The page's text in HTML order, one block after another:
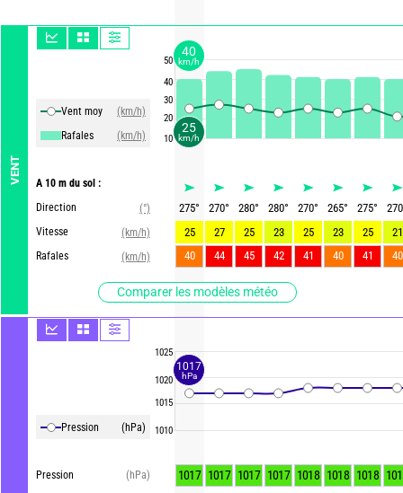
VENT
Vent moy
(km/h)
Rafales
(km/h)
A 10 m du sol :
Direction
(°)
Vitesse
(km/h)
Rafales
(km/h)
Comparer les modèles météo
Pression (hPa)
Pression (hPa)
50
40
30
20
10
1025
1020
1015
1010
275° 270° 280° 280° 270° 265° 275°
270
25
27 25 23 25 23 25
21
40
44 45 42 41 40 41 40
1017 1017 1017 1017 1018 1018 1018
25
km/h
40
km/h
1017
hPa